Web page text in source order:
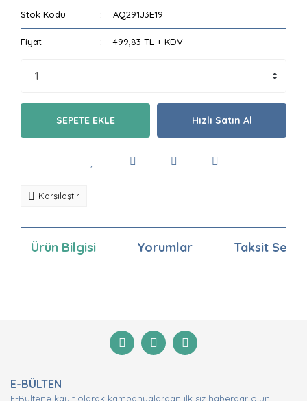
Stok Kodu AQ291J3E19
Fiyat 499,83 TL + KDV
SEPETE EKLE Hızlı Satın Al
Karşılaştır
Ürün Bilgisi Yorumlar Taksit
Yorum Yaz
Görüş ve önerileriniz için teşekkür ederiz.
Ürün açıklamasında eksik bilgiler bulunuyor.
E-BÜLTEN
E-Bültene kayıt olarak kampanyalardan ilk siz haberdar olun!